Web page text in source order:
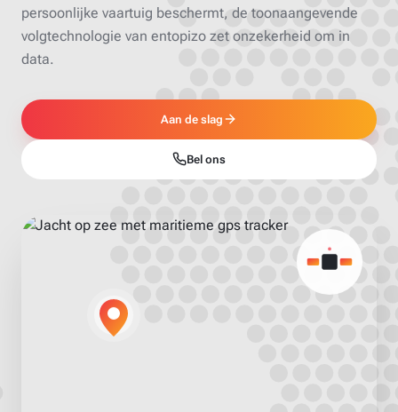
persoonlijke vaartuig beschermt, de toonaangevende
volgtechnologie van entopizo zet onzekerheid om in
data.
Aan de slag
Bel ons